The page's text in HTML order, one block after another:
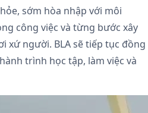
sớm hòa nhập với môi
công việc và từng bước xây
xứ người. BLA sẽ tiếp tục đồng
trình học tập, làm việc và